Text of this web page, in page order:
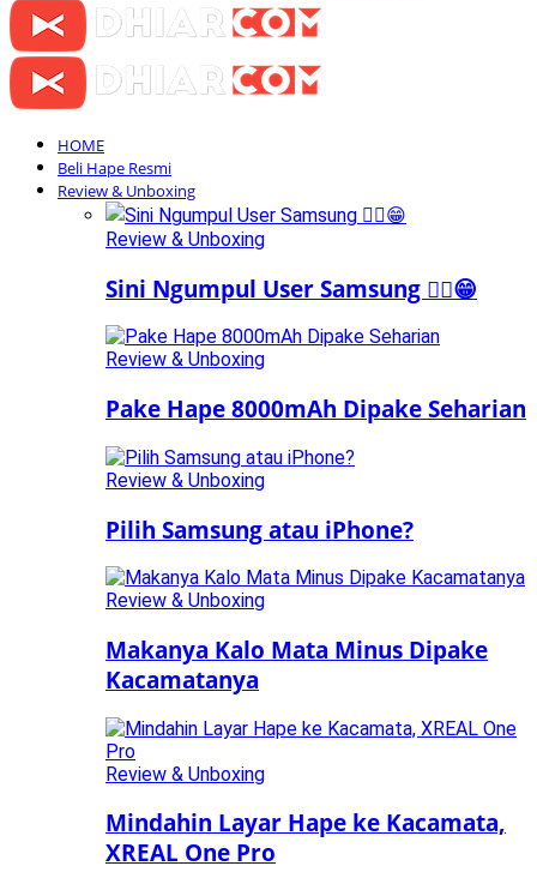
HOME
Beli Hape Resmi
Review & Unboxing
Review & Unboxing
Sini Ngumpul User Samsung ☝🏻😁
Review & Unboxing
Pake Hape 8000mAh Dipake Seharian
Review & Unboxing
Pilih Samsung atau iPhone?
Review & Unboxing
Makanya Kalo Mata Minus Dipake
Kacamatanya
Review & Unboxing
Mindahin Layar Hape ke Kacamata,
XREAL One Pro